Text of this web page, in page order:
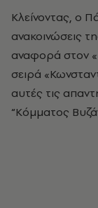
Κλείνοντας, ο
ανακοινώσεις
αναφορά στον
σειρά
αυτές τις
“Κόμματος